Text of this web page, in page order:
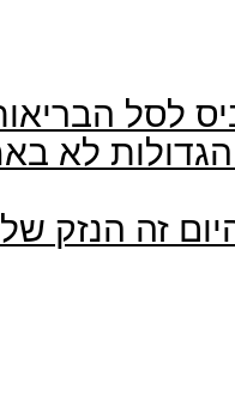
לסל
הגדולות לא
זה הנזק של